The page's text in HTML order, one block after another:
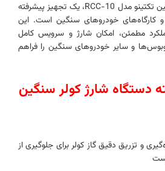
دستگاه شارژ گاز کولر سنگین تکتینو مدل RCC-10، یک تجهیز پیشرفته
و کارگاه‌های خودروهای سنگین است. این
مطمئن، امکان شارژ و سرویس کامل
و سایر خودروهای سنگین را فراهم
دستگاه شارژ کولر سنگین
و تزریق دقیق گاز کولر برای جلوگیری از